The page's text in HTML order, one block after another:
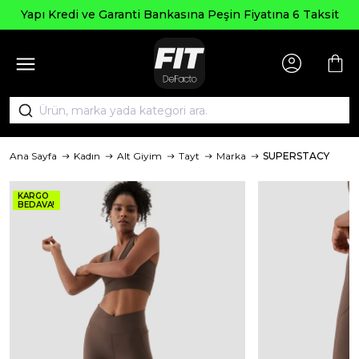
Bankasına Peşin Fiyatına 6 Taksit
Ana Sayfa Kadın Alt Giyim Tayt Marka SUPERSTACY
KARGO
BEDAVA!